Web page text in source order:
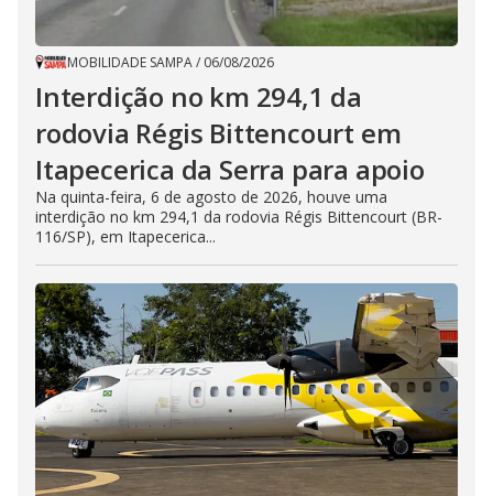
MOBILIDADE SAMPA/ 06/08/2026
Interdição no km 294,1 da
rodovia Régis Bittencourt em
Itapecerica da Serra para apoio
Na quinta-feira, 6 de agosto de 2026, houve uma
interdição no km 294,1 da rodovia Régis Bittencourt (BR-
116/SP), em Itapecerica...